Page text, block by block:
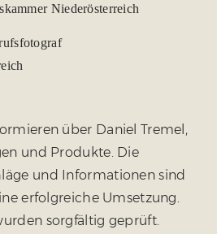
Niederösterreich
über Daniel Tremel,
und Produkte. Die
und Informationen sind
erfolgreiche Umsetzung.
sorgfältig geprüft.